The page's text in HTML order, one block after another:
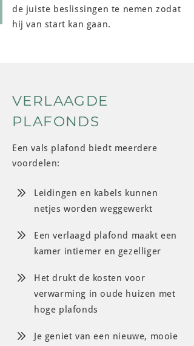
de juiste beslissingen te nemen zodat
hij van start kan gaan.
Een vals plafond biedt meerdere
voordelen:
Leidingen en kabels kunnen
netjes worden weggewerkt
Een verlaagd plafond maakt een
kamer intiemer en gezelliger
Het drukt de kosten voor
verwarming in oude huizen met
hoge plafonds
Je geniet van een nieuwe, mooie
VERLAAGDE
PLAFONDS